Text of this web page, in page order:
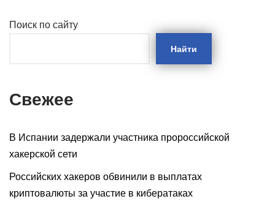
Поиск по сайту
Найти
Свежее
В Испании задержали участника пророссийской
хакерской сети
Российских хакеров обвинили в выплатах
криптовалюты за участие в кибератаках